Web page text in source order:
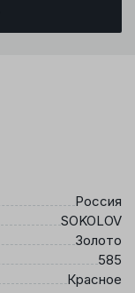
Россия
SOKOLOV
Золото
585
Красное